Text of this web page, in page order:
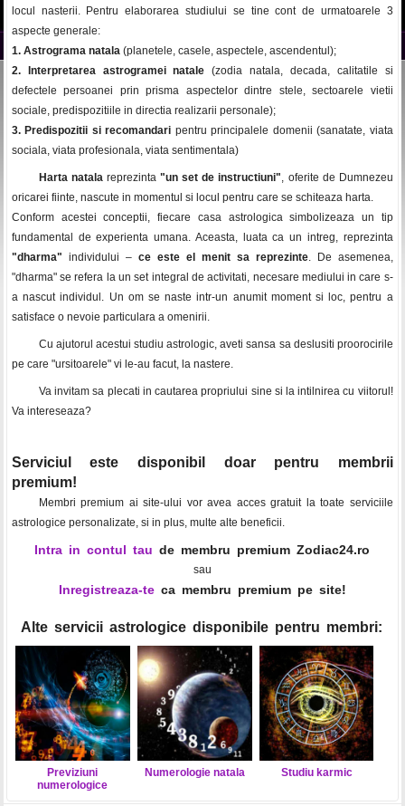
locul nasterii. Pentru elaborarea studiului se tine cont de urmatoarele 3
aspecte generale:
1. Astrograma natala(planetele, casele, aspectele, ascendentul);
2. Interpretarea astrogramei natale (zodia natala, decada, calitatile si
defectele persoanei prin prisma aspectelor dintre stele, sectoarele vietii
sociale, predispozitiile in directia realizarii personale);
3. Predispozitii si recomandari pentru principalele domenii (sanatate, viata
sociala, viata profesionala, viata sentimentala)
Harta natala reprezinta"un set de instructiuni", oferite de Dumnezeu
oricarei fiinte, nascute in momentul si locul pentru care se schiteaza harta.
Conform acestei conceptii, fiecare casa astrologica simbolizeaza un tip
fundamental de experienta umana. Aceasta, luata ca un intreg, reprezinta
"dharma" individului – ce este el menit sa reprezinte. De asemenea,
"dharma" se refera la un set integral de activitati, necesare mediului in care s-
a nascut individul. Un om se naste intr-un anumit moment si loc, pentru a
satisface o nevoie particulara a omenirii.
Cu ajutorul acestui studiu astrologic, aveti sansa sa deslusiti proorocirile
pe care "ursitoarele" vi le-au facut, la nastere.
Va invitam sa plecati in cautarea propriului sine si la intilnirea cu viitorul!
Va intereseaza?
Serviciul este disponibil doar pentru membrii
premium!
Membri premium ai site-ului vor avea acces gratuit la toate serviciile
astrologice personalizate, si in plus, multe alte beneficii.
Intra in contul tau de membru premium Zodiac24.ro
sau
Inregistreaza-teca membru premium pe site!
Alte servicii astrologice disponibile pentru membri:
Previziuni
numerologice
Numerologie natala Studiu karmic